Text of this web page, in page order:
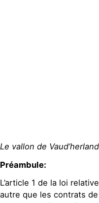
Le vallon de Vaud’herland
Préambule:
L’article 1 de la loi
autre que les contrats